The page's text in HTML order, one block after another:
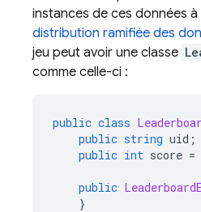
instances de ces données à
distribution ramifiée des
jeu peut avoir une classe
comme celle-ci :
public class
public string uid ;
public int score =
public
}